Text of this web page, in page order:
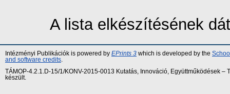
A lista elkészítésének
Intézményi Publikációk is powered by EPrints 3 which is developed by the
and software credits
TÁMOP-4.2.1.D-15/1/KONV-2015-0013 Kutatás, Innováció, Együttműködések
készült.